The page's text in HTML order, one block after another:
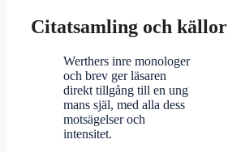
Citatsamling och källor
Werthers inre monologer
och brev ger läsaren
direkt tillgång till en ung
mans själ, med alla dess
motsägelser och
intensitet.